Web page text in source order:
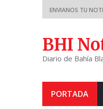
ENVIANOS TU
BHI
Diario de Bahía
PORTADA